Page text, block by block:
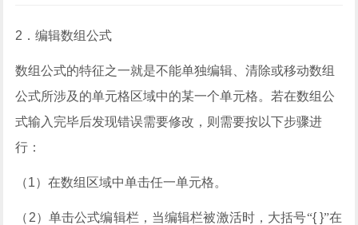
2 ．编辑数组公式
数组公式的特征之一就是不能单独编辑、清除或移动数组
公式所涉及的单元格区域中的某一个单元格。若在数组公
式输入完毕后发现错误需要修改，则需要按以下步骤进
行：
（1）在数组区域中单击任一单元格。
（ 2）单击公式编辑栏，当编辑栏被激活时，大括号“{ }”在